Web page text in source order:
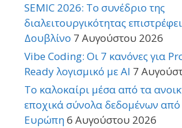
SEMIC 2026: Το συνέδριο της
διαλειτουργικότητας
Δουβλίνο 7 Αυγούστου 2026
Vibe Coding: Οι 7 κανόνες για
Ready λογισμικό με AI 7
Το καλοκαίρι μέσα από τα
εποχικά σύνολα δεδομένων από
Ευρώπη6 Αυγούστου 2026